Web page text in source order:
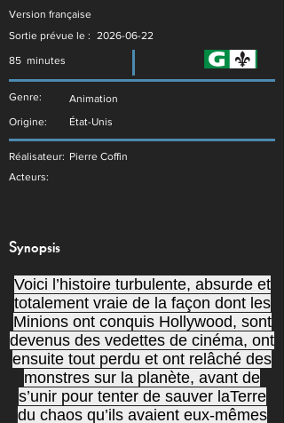
Version française
Sortie prévue le : 2026-06-22
85 minutes
Genre:
Origine:
Animation
État-Unis
Réalisateur: Pierre Coffin
Acteurs:
Synopsis
Voici l’histoire turbulente, absurde et
totalement vraie de la façon dont les
Minions ont conquis Hollywood, sont
devenus des vedettes de cinéma, ont
ensuite tout perdu et ont relâché des
monstres sur la planète, avant de
s’unir pour tenter de sauver laTerre
du chaos qu’ils avaient eux-mêmes